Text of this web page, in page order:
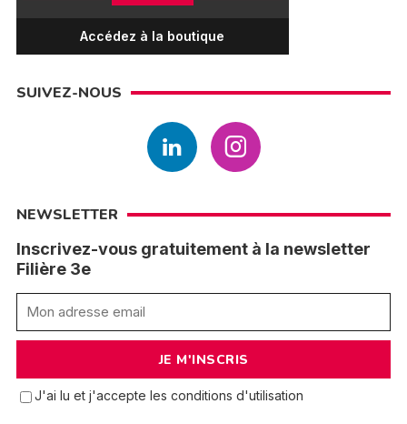
Accédez à la boutique
SUIVEZ-NOUS
NEWSLETTER
Inscrivez-vous gratuitement à la newsletter
Filière 3e
J'ai lu et j'accepte les conditions d'utilisation